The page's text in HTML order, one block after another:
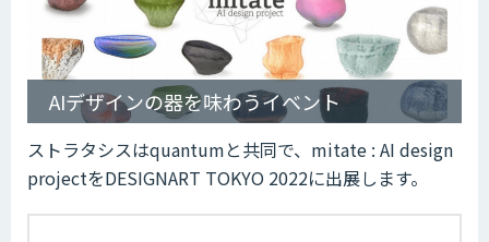
AIデザインの器を味わうイベント
ストラタシスはquantumと共同で、mitate : AI design
projectをDESIGNART TOKYO 2022に出展します。